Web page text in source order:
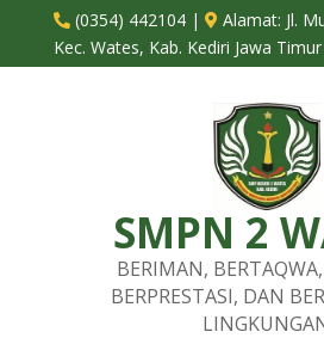
 (0354) 442104|  Alamat: Jl.
Kec. Wates, Kab. Kediri Jawa Timur
SMPN 2
BERIMAN,
BERPRESTASI, DAN